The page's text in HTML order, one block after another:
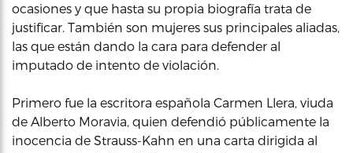
ocasiones y que hasta su propia biografía trata de
justificar. También son mujeres sus principales aliadas,
las que están dando la cara para defender al
imputado de intento de violación.
Primero fue la escritora española Carmen Llera, viuda
de Alberto Moravia, quien defendió públicamente la
inocencia de Strauss-Kahn en una carta dirigida al